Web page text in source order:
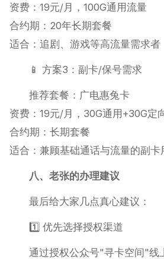
资费：19元/月，100G通用流量
合约期：20年长期套餐
适合：追剧、游戏等高流量需求者
📱 方案3：副卡/保号需求
推荐套餐：广电惠兔卡
资费：19元/月，30G通用+30G定
合约期：长期套餐
适合：兼顾基础通话与流量的副卡
八、老张的办理建议
最后给大家几点真心建议：
1️⃣ 优先选择授权渠道
通过授权公众号"寻卡空间"线